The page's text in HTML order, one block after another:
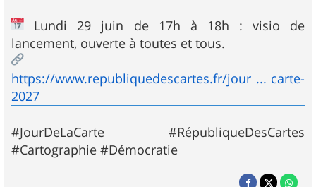
Lundi 29 juin de 17h à 18h : visio de
lancement, ouverte à toutes et tous.
https://www.republiquedescartes.fr/jour ... carte-
2027
#JourDeLaCarte #RépubliqueDesCartes
#Cartographie #Démocratie